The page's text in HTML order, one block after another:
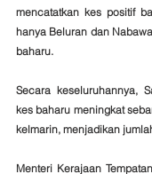
mencatatkan kes positif
hanya Beluran dan
baharu.
Secara keseluruhannya,
kes baharu meningkat
kelmarin, menjadikan
Menteri Kerajaan